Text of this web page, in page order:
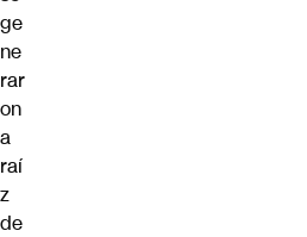
ge
ne
rar
on
a
raí
z
de